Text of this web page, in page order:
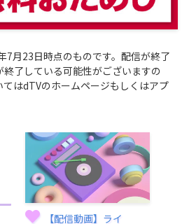
7月23日時点のものです。配信が終了
終了している可能性がございますの
はdTVのホームページもしくはアプ
【配信動画】ライ